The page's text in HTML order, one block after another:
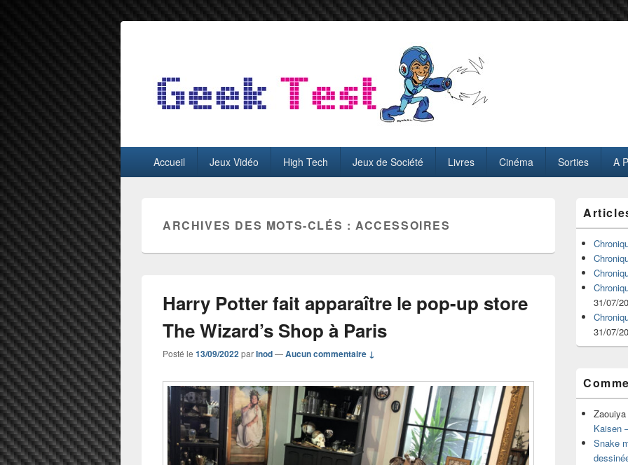
GeekTest
principalAccueil Jeux Vidéo High Tech Jeux de Société Livres Cinéma Sorties A
ARCHIVES DES MOTS-CLÉS :ACCESSOIRES
Harry Potter fait apparaître le pop-up store
The Wizard’s Shop à Paris
Posté le 13/09/2022parInod—Aucun commentaire ↓
principale
de
widget
pour
barre
latérale
31/07/
31/07/
Zaouiya
Kaisen
Snake